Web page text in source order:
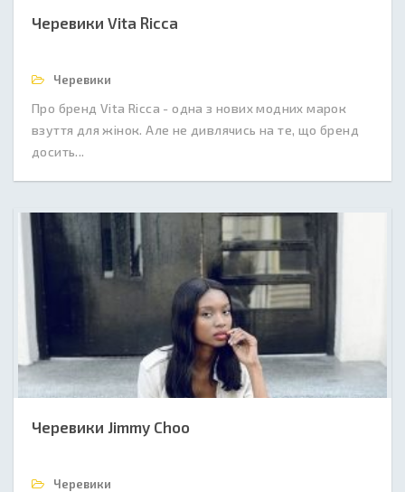
Черевики Vita Ricca
Черевики
Про бренд Vita Ricca - одна з нових модних марок
взуття для жінок. Але не дивлячись на те, що бренд
досить...
Черевики Jimmy Choo
Черевики